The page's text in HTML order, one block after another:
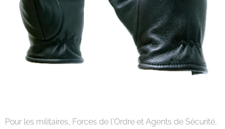
Pour les militaires, Forces de l'Ordre et Agents de Sécurité,